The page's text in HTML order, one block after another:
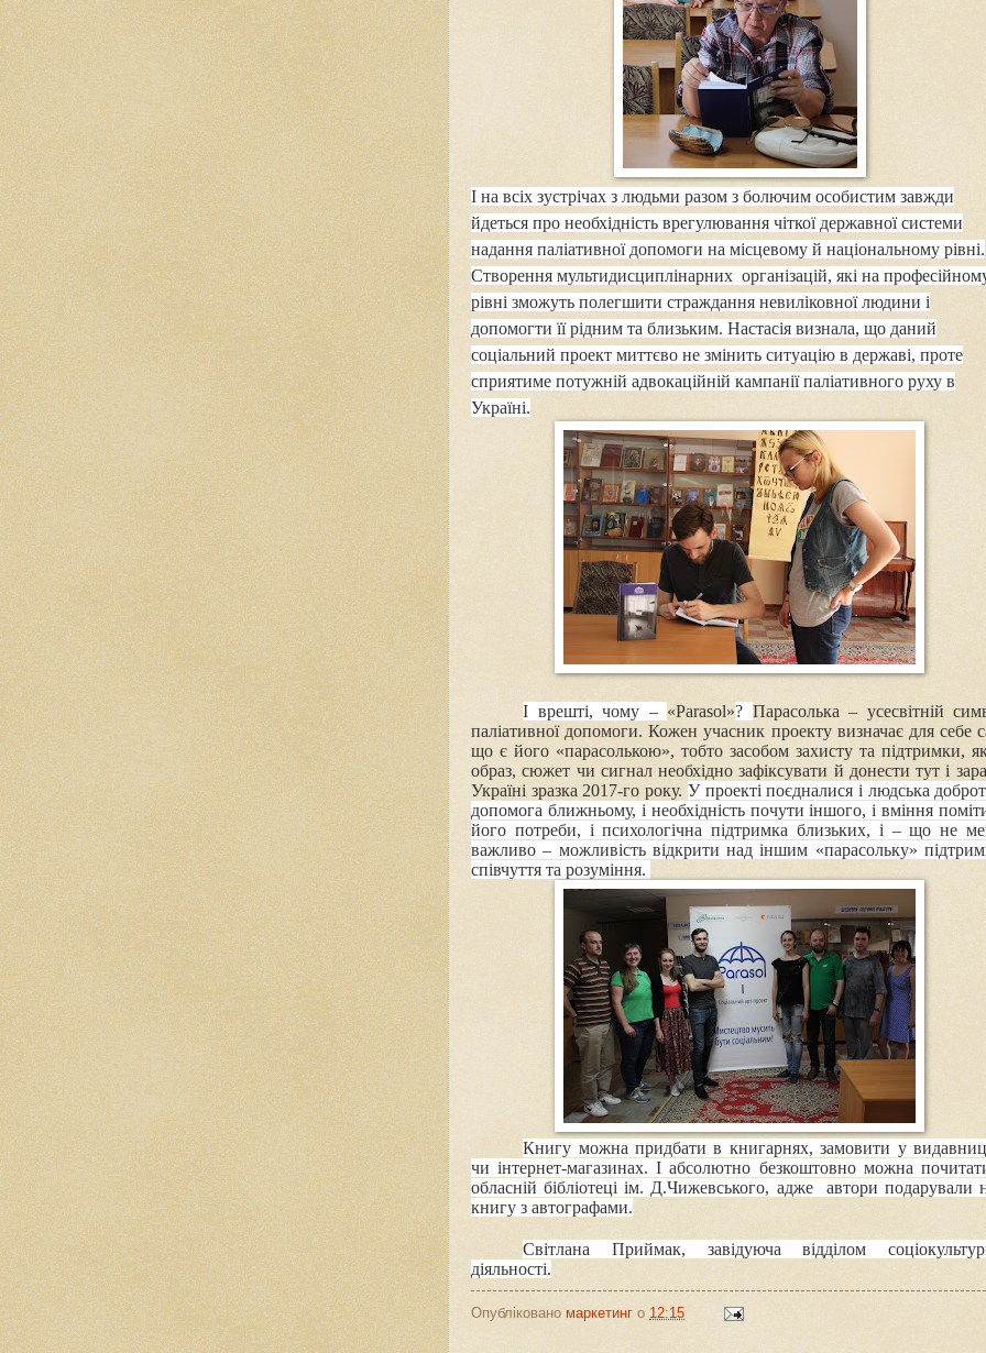
І на всіх зустрічах з людьми разом з болючим особистим завжди
йдеться про необхідність врегулювання чіткої державної системи
надання паліативної допомоги на місцевому й національному рівні.
Створення мультидисциплінарних організацій, які на
рівні зможуть полегшити страждання невиліковної людини і
допомогти її рідним та близьким. Настасія визнала, що даний
соціальний проект миттєво не змінить ситуацію в державі, проте
сприятиме потужній адвокаційній кампанії паліативного руху в
Україні.
І врешті, чому – «Parasol»? Парасолька– усесвітній
паліативної допомоги. Кожен учасник проекту визначає для себе
що є його «парасолькою», тобто засобом захисту та підтримки,
образ, сюжет чи сигнал необхідно зафіксувати й до­нести тут і
Україні зразка 2017-го року. У проекті поєдналися і людська
допомога ближньому, і необхідність почути іншого, і вміння
його потреби, і психологічна підтримка близьких, і – що не
важливо – можливість відкрити над іншим «парасольку»
співчуття та розуміння.
Книгу можна придбати в книгарнях, замовити у
чи інтернет-магазинах. І абсолютно безкоштовно можна
обласній бібліотеці ім. Д.Чижевського, адже автори подарували
книгу з автографами.
Світлана Приймак, завідуюча відділом
діяльності.
Опубліковано маркетинг о 12:15